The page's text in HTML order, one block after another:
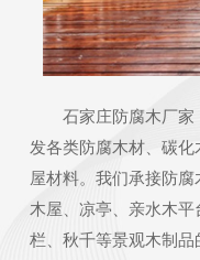
石家庄防腐木厂家
发各类防腐木材、碳
屋材料。我们承接防腐
木屋、凉亭、亲水木
栏、秋千等景观木制